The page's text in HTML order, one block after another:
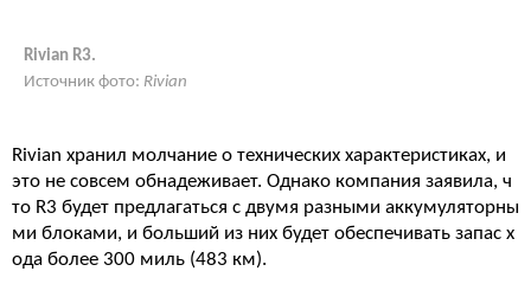
Rivian R3.
Источник фото: Rivian
Rivian хранил молчание о технических характеристиках, и
это не совсем обнадеживает. Однако компания заявила, ч
то R3 будет предлагаться с двумя разными аккумуляторны
ми блоками, и больший из них будет обеспечивать запас х
ода более 300 миль (483 км).